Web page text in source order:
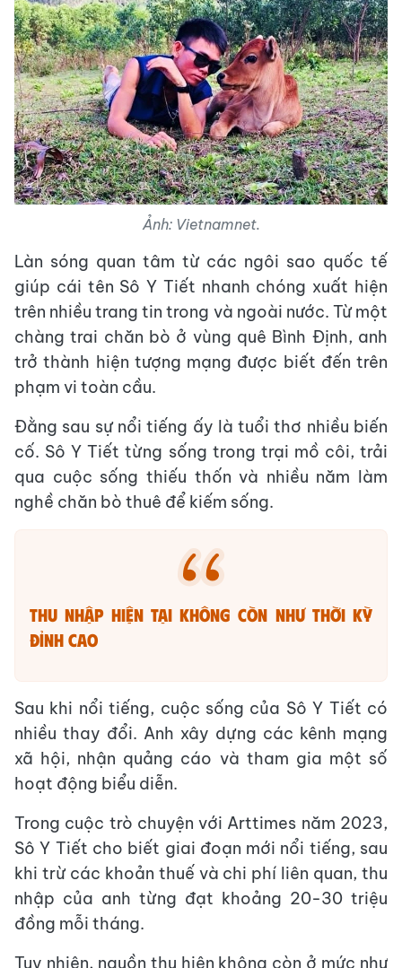
Ảnh: Vietnamnet.
Làn sóng quan tâm từ các ngôi sao quốc tế
giúp cái tên Sô Y Tiết nhanh chóng xuất hiện
trên nhiều trang tin trong và ngoài nước. Từ một
chàng trai chăn bò ở vùng quê Bình Định, anh
trở thành hiện tượng mạng được biết đến trên
phạm vi toàn cầu.
Đằng sau sự nổi tiếng ấy là tuổi thơ nhiều biến
cố. Sô Y Tiết từng sống trong trại mồ côi, trải
qua cuộc sống thiếu thốn và nhiều năm làm
nghề chăn bò thuê để kiếm sống.
Thu nhập hiện tại không còn như thời kỳ
đỉnh cao
Sau khi nổi tiếng, cuộc sống của Sô Y Tiết có
nhiều thay đổi. Anh xây dựng các kênh mạng
xã hội, nhận quảng cáo và tham gia một số
hoạt động biểu diễn.
Trong cuộc trò chuyện với Arttimes năm 2023,
Sô Y Tiết cho biết giai đoạn mới nổi tiếng, sau
khi trừ các khoản thuế và chi phí liên quan, thu
nhập của anh từng đạt khoảng 20-30 triệu
đồng mỗi tháng.
Tuy nhiên, nguồn thu hiện không còn ở mức như